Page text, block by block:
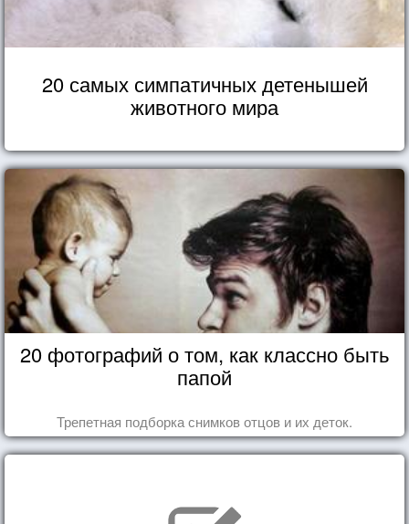
20 самых симпатичных детенышей
животного мира
20 фотографий о том, как классно быть
папой
Трепетная подборка снимков отцов и их деток.